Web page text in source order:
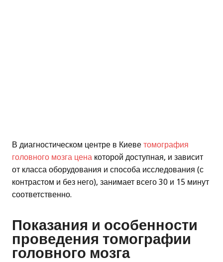
В диагностическом центре в Киеве томография
головного мозга цена которой доступная, и зависит
от класса оборудования и способа исследования (с
контрастом и без него), занимает всего 30 и 15 минут
соответственно.
Показания и особенности
проведения томографии
головного мозга